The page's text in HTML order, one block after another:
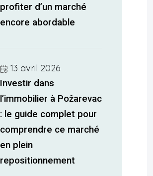
profiter d’un marché
encore abordable
13 avril 2026
Investir dans
l’immobilier à Požarevac
: le guide complet pour
comprendre ce marché
en plein
repositionnement